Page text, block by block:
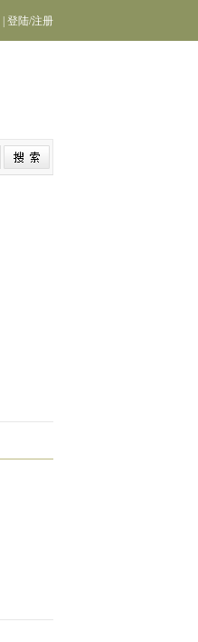
登陆/注册